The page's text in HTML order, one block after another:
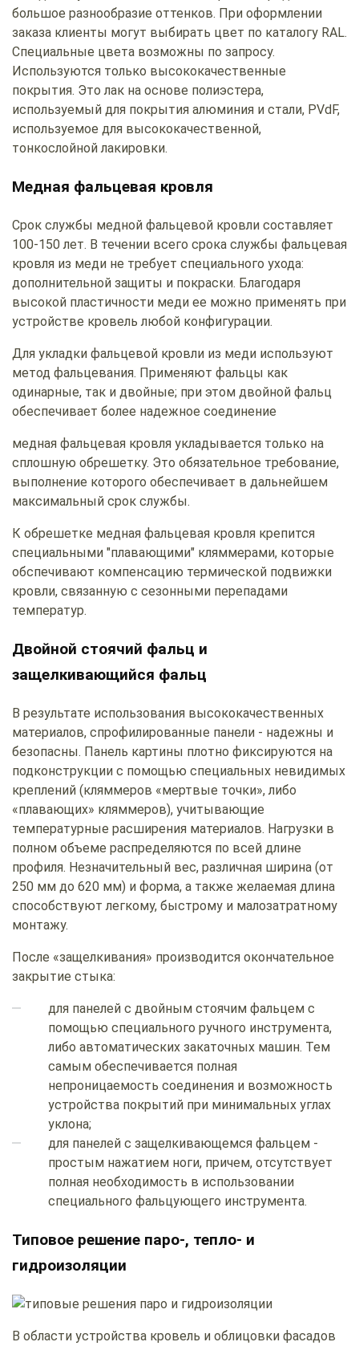
большое разнообразие оттенков. При оформлении
заказа клиенты могут выбирать цвет по каталогу RAL.
Специальные цвета возможны по запросу.
Используются только высококачественные
покрытия. Это лак на основе полиэстера,
используемый для покрытия алюминия и стали, PVdF,
используемое для высококачественной,
тонкослойной лакировки.
Медная фальцевая кровля
Срок службы медной фальцевой кровли составляет
100-150 лет. В течении всего срока службы фальцевая
кровля из меди не требует специального ухода:
дополнительной защиты и покраски. Благодаря
высокой пластичности меди ее можно применять при
устройстве кровель любой конфигурации.
Для укладки фальцевой кровли из меди используют
метод фальцевания. Применяют фальцы как
одинарные, так и двойные; при этом двойной фальц
обеспечивает более надежное соединение
медная фальцевая кровля укладывается только на
сплошную обрешетку. Это обязательное требование,
выполнение которого обеспечивает в дальнейшем
максимальный срок службы.
К обрешетке медная фальцевая кровля крепится
специальными "плавающими" кляммерами, которые
обспечивают компенсацию термической подвижки
кровли, связанную с сезонными перепадами
температур.
Двойной стоячий фальц и
защелкивающийся фальц
В результате использования высококачественных
материалов, спрофилированные панели - надежны и
безопасны. Панель картины плотно фиксируются на
подконструкции с помощью специальных невидимых
креплений (кляммеров «мертвые точки», либо
«плавающих» кляммеров), учитывающие
температурные расширения материалов. Нагрузки в
полном объеме распределяются по всей длине
профиля. Незначительный вес, различная ширина (от
250 мм до 620 мм) и форма, а также желаемая длина
способствуют легкому, быстрому и малозатратному
монтажу.
После «защелкивания» производится окончательное
закрытие стыка:
для панелей с двойным стоячим фальцем с
помощью специального ручного инструмента,
либо автоматических закаточных машин. Тем
самым обеспечивается полная
непроницаемость соединения и возможность
устройства покрытий при минимальных углах
уклона;
для панелей с защелкивающемся фальцем -
простым нажатием ноги, причем, отсутствует
полная необходимость в использовании
специального фальцующего инструмента.
Типовое решение паро-, тепло- и
гидроизоляции
В области устройства кровель и облицовки фасадов